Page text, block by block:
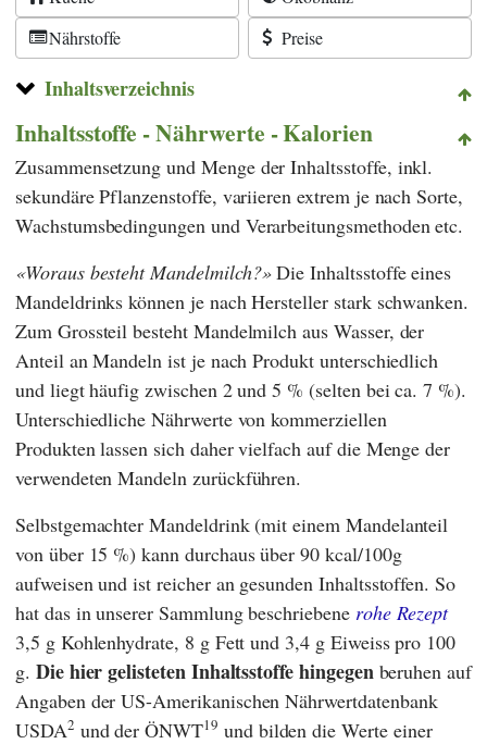
Nährstoffe
Preise
Inhaltsverzeichnis
Inhaltsstoffe - Nährwerte - Kalorien
Zusammensetzung und Menge der Inhaltsstoffe, inkl.
sekundäre Pflanzenstoffe, variieren extrem je nach Sorte,
Wachstumsbedingungen und Verarbeitungsmethoden etc.
Woraus besteht Mandelmilch? Die Inhaltsstoffe eines
Mandeldrinks können je nach Hersteller stark schwanken.
Zum Grossteil besteht Mandelmilch aus Wasser, der
Anteil an Mandeln ist je nach Produkt unterschiedlich
und liegt häufig zwischen 2 und 5 % (selten bei ca. 7 %).
Unterschiedliche Nährwerte von kommerziellen
Produkten lassen sich daher vielfach auf die Menge der
verwendeten Mandeln zurückführen.
Selbstgemachter Mandeldrink (mit einem Mandelanteil
von über 15 %) kann durchaus über 90 kcal/100g
aufweisen und ist reicher an gesunden Inhaltsstoffen. So
hat das in unserer Sammlung beschriebene rohe Rezept
3,5 g Kohlenhydrate, 8 g Fett und 3,4 g Eiweiss pro 100
g. Die hier gelisteten Inhaltsstoffehingegenberuhen auf
Angaben der US-Amerikanischen Nährwertdatenbank
USDA2 und derÖNWT19 und bilden die Werte einer